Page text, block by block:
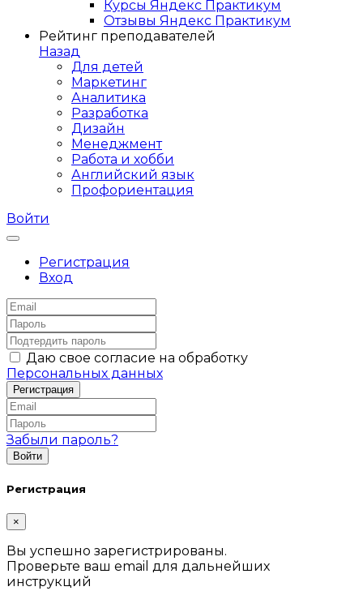
Курсы Яндекс Практикум
Отзывы Яндекс Практикум
Рейтинг преподавателей
Назад
Для детей
Маркетинг
Аналитика
Разработка
Дизайн
Менеджмент
Работа и хобби
Английский язык
Профориентация
Войти
Регистрация
Вход
Даю свое согласие на обработку
Персональных данных
Забыли пароль?
Регистрация
×
Вы успешно зарегистрированы.
Проверьте ваш email для дальнейших
инструкций